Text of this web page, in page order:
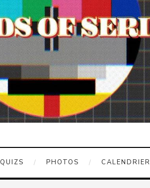
QUIZS PHOTOS CALENDRIER